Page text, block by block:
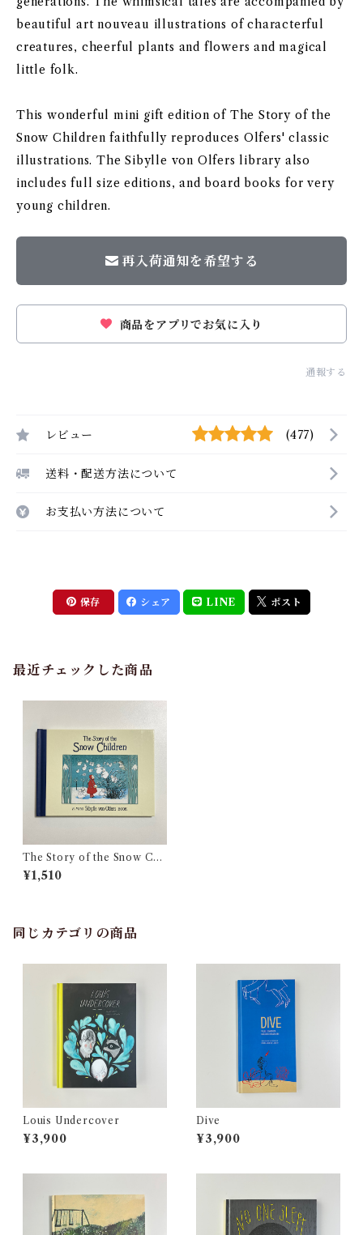
beautiful art nouveau illustrations of characterful
creatures, cheerful plants and flowers and magical
little folk.
This wonderful mini gift edition of The Story of the
Snow Children faithfully reproduces Olfers' classic
illustrations. The Sibylle von Olfers library also
includes full size editions, and board books for very
young children.
再入荷通知を希望する
商品をアプリでお気に入り
通報する
レビュー (477)
送料・配送方法について
お支払い方法について
保存 シェア LINE ポスト
最近チェックした商品
The Story of the Snow Chil
dren
¥1,510
同じカテゴリの商品
Louis Undercover
¥3,900
Dive
¥3,900